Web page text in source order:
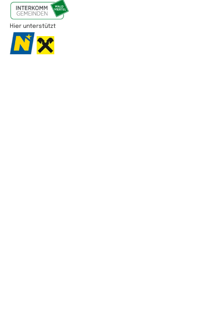
Hier unterstützt